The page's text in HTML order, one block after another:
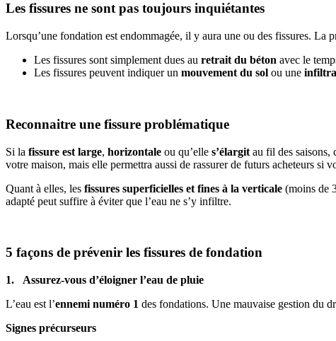
Les fissures ne sont pas toujours inquiétantes
Lorsqu’une fondation est endommagée, il y aura une ou des fissures. La
Les fissures sont simplement dues au retrait du béton avec le
Les fissures peuvent indiquer un mouvement du sol ou une
Reconnaitre une fissure problématique
Si la fissure est large, horizontale ou qu’elle s’élargit au fil des saisons,
votre maison, mais elle permettra aussi de rassurer de futurs acheteurs si
Quant à elles, les fissures superficielles et fines à la verticale (moins de
adapté peut suffire à éviter que l’eau ne s’y infiltre.
5 façons de prévenir les fissures de fondation
1. Assurez-vous d’éloigner l’eau de pluie
L’eau est l’ennemi numéro 1 des fondations. Une mauvaise gestion du
Signes précurseurs